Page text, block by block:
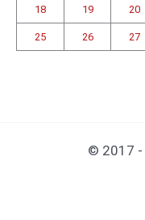
18 19 20
25 26 27
© 2017 -